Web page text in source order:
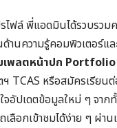
ไฟล์ พี่แอดมินได้รวบรวม
านความรู้คอมพิวเตอร์แล
เพลตหน้าปก Portfolio
TCAS หรือสมัครเรียน
อัปเดตข้อมูลใหม่ ๆ จาก
ลือกเข้าชมได้ง่าย ๆ ผ่